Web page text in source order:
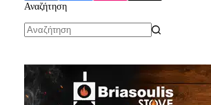
Αναζήτηση